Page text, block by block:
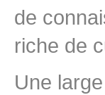
de
riche de
Une